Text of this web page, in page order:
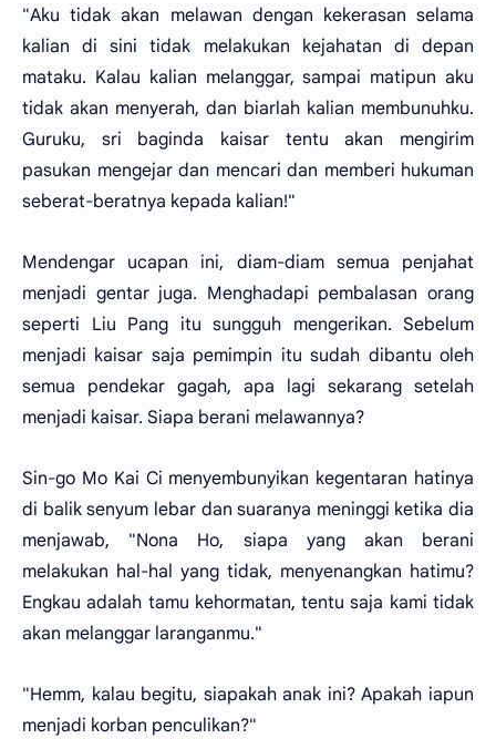
"Aku tidak akan melawan dengan kekerasan selama
kalian di sini tidak melakukan kejahatan di depan
mataku. Kalau kalian melanggar, sampai matipun aku
tidak akan menyerah, dan biarlah kalian membunuhku.
Guruku, sri baginda kaisar tentu akan mengirim
pasukan mengejar dan mencari dan memberi hukuman
seberat-beratnya kepada kalian!"
Mendengar ucapan ini, diam-diam semua penjahat
menjadi gentar juga. Menghadapi pembalasan orang
seperti Liu Pang itu sungguh mengerikan. Sebelum
menjadi kaisar saja pemimpin itu sudah dibantu oleh
semua pendekar gagah, apa lagi sekarang setelah
menjadi kaisar. Siapa berani melawannya?
Sin-go Mo Kai Ci menyembunyikan kegentaran hatinya
di balik senyum lebar dan suaranya meninggi ketika dia
menjawab, "Nona Ho, siapa yang akan berani
melakukan hal-hal yang tidak, menyenangkan hatimu?
Engkau adalah tamu kehormatan, tentu saja kami tidak
akan melanggar laranganmu."
"Hemm, kalau begitu, siapakah anak ini? Apakah iapun
menjadi korban penculikan?"